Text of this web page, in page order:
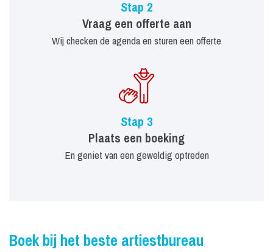
Stap 2
Vraag een offerte aan
Wij checken de agenda en sturen een offerte
Stap 3
Plaats een boeking
En geniet van een geweldig optreden
Boek bij het beste artiestbureau